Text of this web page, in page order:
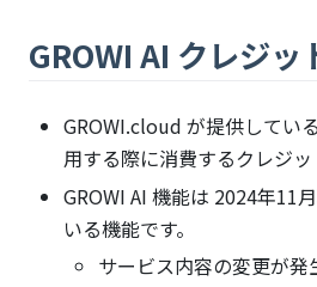
GROWI AI クレジッ
GROWI.cloud が提供してい
用する際に消費するクレジッ
GROWI AI 機能は 2024年11
いる機能です。
サービス内容の変更が